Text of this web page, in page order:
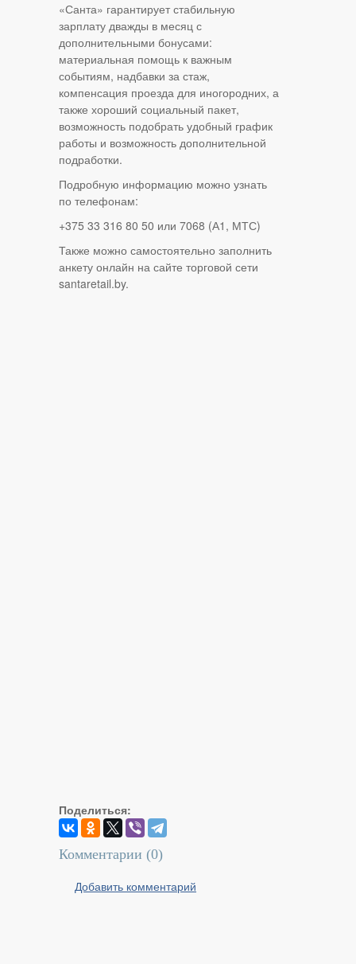
«Санта» гарантирует стабильную
зарплату дважды в месяц с
дополнительными бонусами:
материальная помощь к важным
событиям, надбавки за стаж,
компенсация проезда для иногородних, а
также хороший социальный пакет,
возможность подобрать удобный график
работы и возможность дополнительной
подработки.
Подробную информацию можно узнать
по телефонам:
+375 33 316 80 50 или 7068 (А1, МТС)
Также можно самостоятельно заполнить
анкету онлайн на сайте торговой сети
santaretail.by.
Поделиться:
Комментарии (0)
Добавить комментарий